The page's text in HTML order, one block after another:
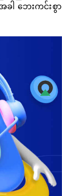
ဘေးကင်းစွာ